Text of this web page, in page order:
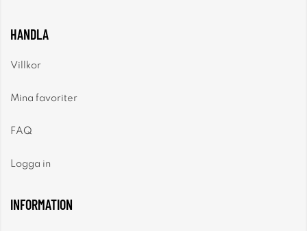
HANDLA
Villkor
Mina favoriter
FAQ
Logga in
INFORMATION